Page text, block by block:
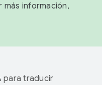
más información,
para traducir